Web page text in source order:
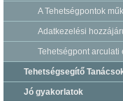
A Tehetségpontok
Adatkezelési
Tehetségpont arculati
Tehetségsegítő
Jó gyakorlatok